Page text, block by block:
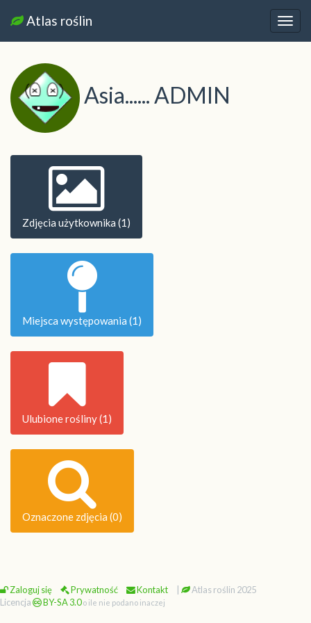
Atlas roślin
Asia...... ADMIN
Zdjęcia użytkownika (1)
Miejsca występowania (1)
Ulubione rośliny (1)
Oznaczone zdjęcia (0)
Zaloguj się Prywatność Kontakt
Atlas roślin 2025
Licencja
BY-SA 3.0 o ile nie podano inaczej